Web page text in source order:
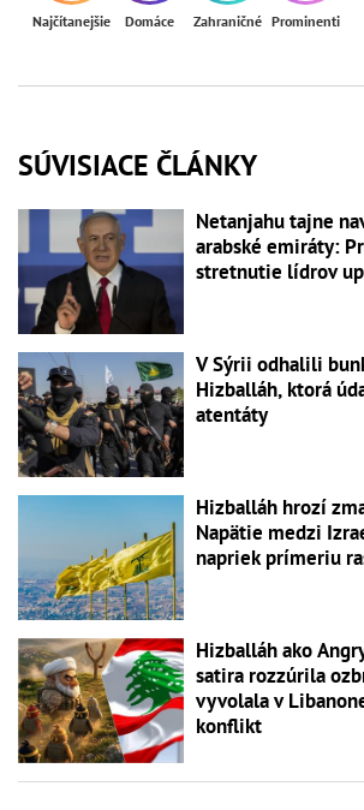
Najčítanejšie Domáce Zahraničné Prominenti
SÚVISIACE ČLÁNKY
Netanjahu tajne
arabské emiráty:
stretnutie lídrov
V Sýrii odhalili
Hizballáh, ktorá
atentáty
Hizballáh hrozí
Napätie medzi
napriek prímeriu
Hizballáh ako
satira rozzúrila
vyvolala v
konflikt